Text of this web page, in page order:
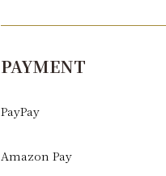
PAYMENT
PayPay
Amazon Pay